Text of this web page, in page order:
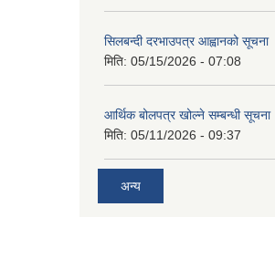
सिलबन्दी दरभाउपत्र आह्वानको सूचना
मिति: 05/15/2026 - 07:08
आर्थिक बोलपत्र खोल्ने सम्बन्धी सूचना
मिति: 05/11/2026 - 09:37
अन्य